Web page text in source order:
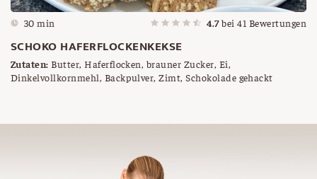
30 min 4.7bei41 Bewertungen
SCHOKO HAFERFLOCKENKEKSE
Zutaten: Butter, Haferflocken, brauner Zucker, Ei,
Dinkelvollkornmehl, Backpulver, Zimt, Schokolade gehackt